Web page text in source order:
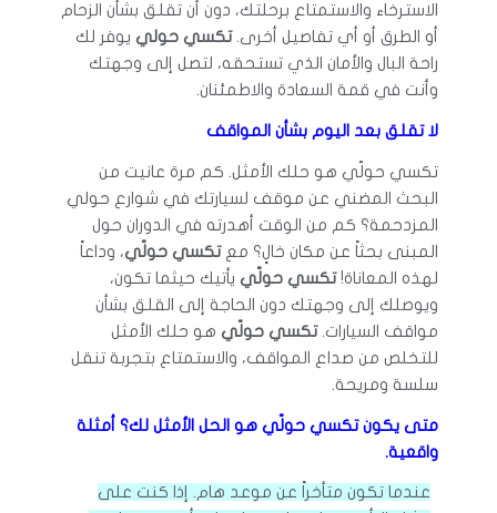
الاسترخاء والاستمتاع برحلتك، دون أن تقلق بشأن الزحام
أو الطرق أو أي تفاصيل أخرى.تكسي حولي يوفر لك
راحة البال والأمان الذي تستحقه، لتصل إلى وجهتك
وأنت في قمة السعادة والاطمئنان.
لا تقلق بعد اليوم بشأن المواقف
تكسي حولّي هو حلك الأمثل. كم مرة عانيت من
البحث المضني عن موقف لسيارتك في شوارع حولي
المزدحمة؟ كم من الوقت أهدرته في الدوران حول
المبنى بحثاً عن مكان خالٍ؟ معتكسي حولّي، وداعاً
لهذه المعاناة!تكسي حولّي يأتيك حيثما تكون،
ويوصلك إلى وجهتك دون الحاجة إلى القلق بشأن
مواقف السيارات.تكسي حولّي هو حلك الأمثل
للتخلص من صداع المواقف، والاستمتاع بتجربة تنقل
سلسة ومريحة.
متى يكون تكسي حولّي هو الحل الأمثل لك؟ أمثلة
واقعية.
عندما تكون متأخراً عن موعد هام. إذا كنت على